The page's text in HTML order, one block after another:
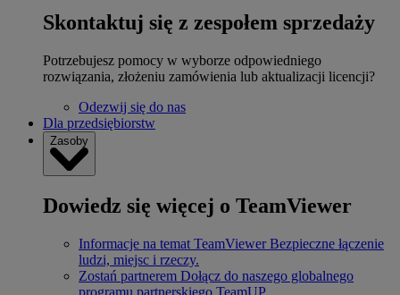
Skontaktuj się z zespołem sprzedaży
Potrzebujesz pomocy w wyborze odpowiedniego
rozwiązania, złożeniu zamówienia lub aktualizacji licencji?
Odezwij się do nas
Dla przedsiębiorstw
Zasoby
Dowiedz się więcej o TeamViewer
Informacje na temat TeamViewer Bezpieczne łączenie
ludzi, miejsc i rzeczy.
Zostań partnerem Dołącz do naszego globalnego
programu partnerskiego TeamUP.